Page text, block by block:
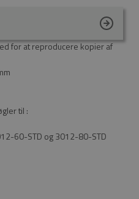
for at reproducere kopier af
til :
60-STD og 3012-80-STD